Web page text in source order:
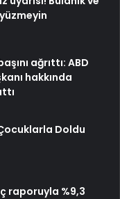
ağrıttı: ABD
hakkında
Doldu
raporuyla %9,3